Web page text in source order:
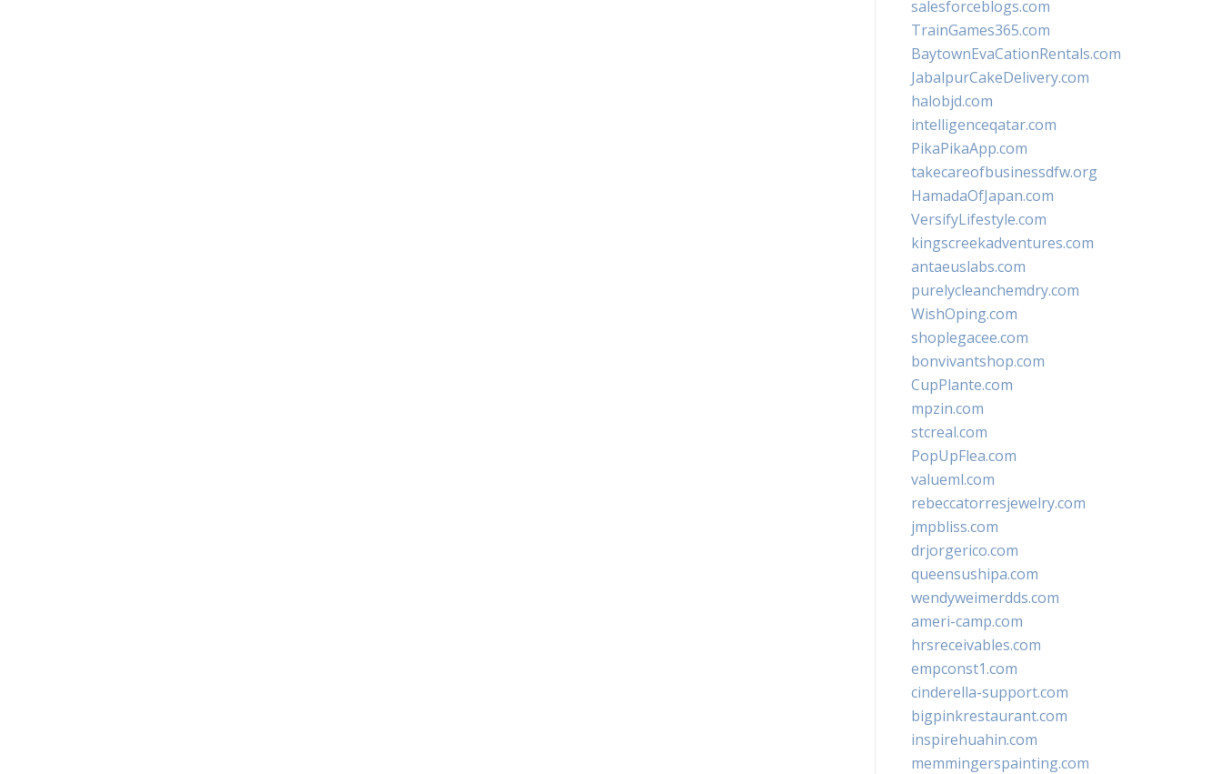
salesforceblogs.com
TrainGames365.com
BaytownEvaCationRentals.com
JabalpurCakeDelivery.com
halobjd.com
intelligenceqatar.com
PikaPikaApp.com
takecareofbusinessdfw.org
HamadaOfJapan.com
VersifyLifestyle.com
kingscreekadventures.com
antaeuslabs.com
purelycleanchemdry.com
WishOping.com
shoplegacee.com
bonvivantshop.com
CupPlante.com
mpzin.com
stcreal.com
PopUpFlea.com
valueml.com
rebeccatorresjewelry.com
jmpbliss.com
drjorgerico.com
queensushipa.com
wendyweimerdds.com
ameri-camp.com
hrsreceivables.com
empconst1.com
cinderella-support.com
bigpinkrestaurant.com
inspirehuahin.com
memmingerspainting.com